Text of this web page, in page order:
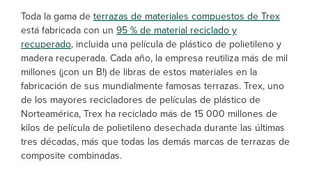
Toda la gama de terrazas de materiales compuestos de Trex
está fabricada con un 95 % de material reciclado y
recuperado, incluida una película de plástico de polietileno y
madera recuperada. Cada año, la empresa reutiliza más de mil
millones (¡con un B!) de libras de estos materiales en la
fabricación de sus mundialmente famosas terrazas. Trex, uno
de los mayores recicladores de películas de plástico de
Norteamérica, Trex ha reciclado más de 15 000 millones de
kilos de película de polietileno desechada durante las últimas
tres décadas, más que todas las demás marcas de terrazas de
composite combinadas.